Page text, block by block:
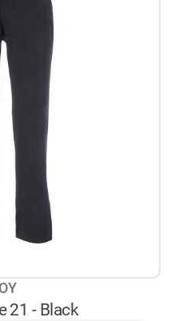
21 - Black